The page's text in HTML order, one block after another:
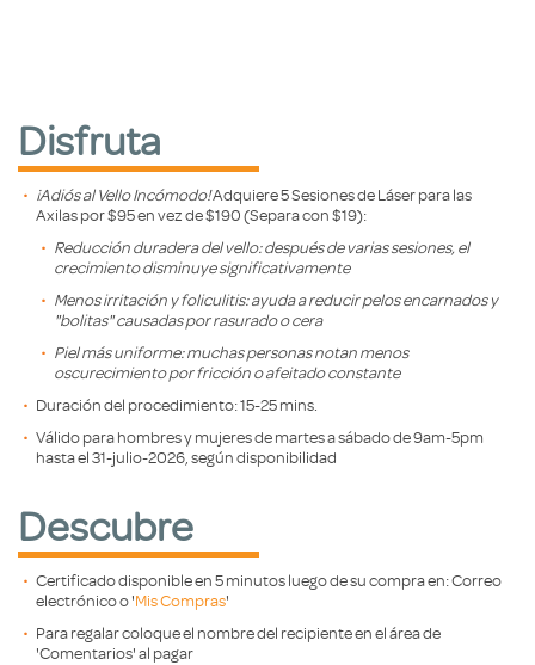
Disfruta
¡Adiós al Vello Incómodo!Adquiere 5 Sesiones de Láser para las
Axilas por $95 en vez de $190 (Separa con $19):
Reducción duradera del vello: después de varias sesiones, el
crecimiento disminuye significativamente
Menos irritación y foliculitis: ayuda a reducir pelos encarnados y
"bolitas" causadas por rasurado o cera
Piel más uniforme: muchas personas notan menos
oscurecimiento por fricción o afeitado constante
Duración del procedimiento: 15-25 mins.
Válido para hombres y mujeres de martes a sábado de 9am-5pm
hasta el 31-julio-2026, según disponibilidad
Descubre
Certificado disponible en 5 minutos luego de su compra en: Correo
electrónico o 'Mis Compras'
Para regalar coloque el nombre del recipiente en el área de
'Comentarios' al pagar